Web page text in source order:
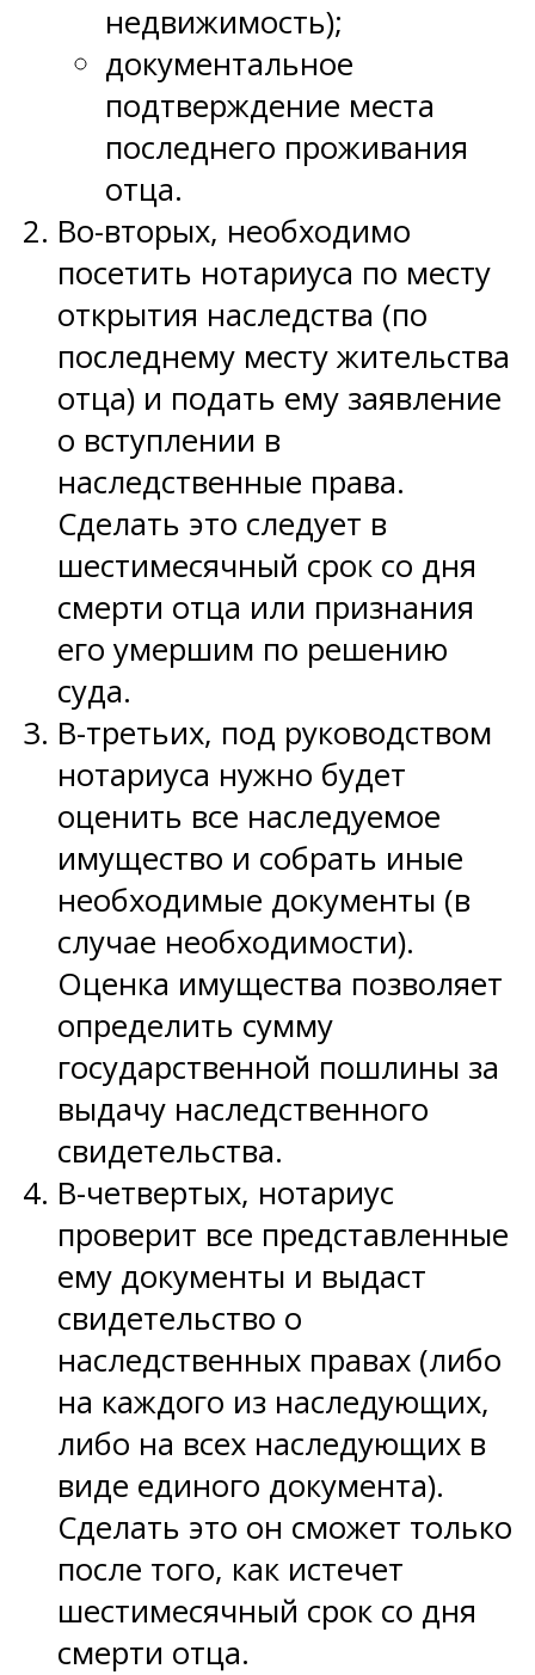
недвижимость);
документальное
подтверждение места
последнего проживания
отца.
Во-вторых, необходимо
посетить нотариуса по месту
открытия наследства (по
последнему месту жительства
отца) и подать ему заявление
о вступлении в
наследственные права.
Сделать это следует в
шестимесячный срок со дня
смерти отца или признания
его умершим по решению
суда.
В-третьих, под руководством
нотариуса нужно будет
оценить все наследуемое
имущество и собрать иные
необходимые документы (в
случае необходимости).
Оценка имущества позволяет
определить сумму
государственной пошлины за
выдачу наследственного
свидетельства.
В-четвертых, нотариус
проверит все представленные
ему документы и выдаст
свидетельство о
наследственных правах (либо
на каждого из наследующих,
либо на всех наследующих в
виде единого документа).
Сделать это он сможет только
после того, как истечет
шестимесячный срок со дня
смерти отца.